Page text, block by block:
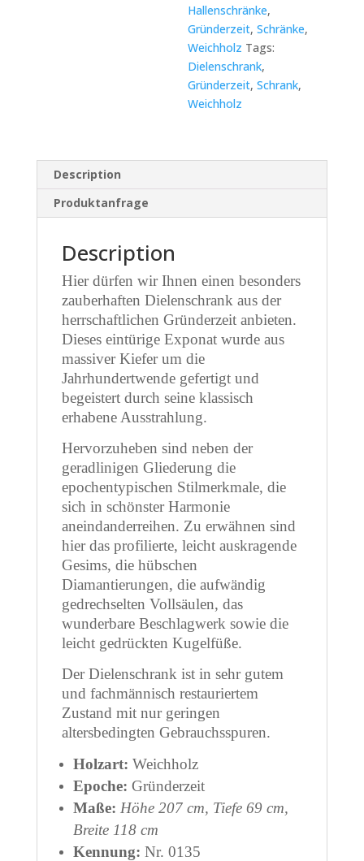
Hallenschränke,
Gründerzeit,Schränke,
Weichholz Tags:
Dielenschrank,
Gründerzeit,Schrank,
Weichholz
Description
Produktanfrage
Description
Hier dürfen wir Ihnen einen besonders
zauberhaften Dielenschrank aus der
herrschaftlichen Gründerzeit anbieten.
Dieses eintürige Exponat wurde aus
massiver Kiefer um die
Jahrhundertwende gefertigt und
begeistert durch seine klassisch
erhabene Ausstrahlung.
Hervorzuheben sind neben der
geradlinigen Gliederung die
epochentypischen Stilmerkmale, die
sich in schönster Harmonie
aneindanderreihen. Zu erwähnen sind
hier das profilierte, leicht auskragende
Gesims, die hübschen
Diamantierungen, die aufwändig
gedrechselten Vollsäulen, das
wunderbare Beschlagwerk sowie die
leicht gedrückten Kugelfüße.
Der Dielenschrank ist in sehr gutem
und fachmännisch restauriertem
Zustand mit nur geringen
altersbedingten Gebrauchsspuren.
Holzart: Weichholz
Epoche: Gründerzeit
Maße: Höhe 207 cm, Tiefe 69 cm,
Breite 118 cm
Kennung: Nr. 0135